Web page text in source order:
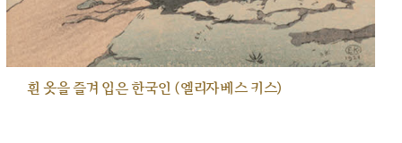
흰 옷을 즐겨 입은 한국인 (엘리자베스 키스)